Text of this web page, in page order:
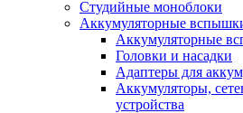
Студийные моноблоки
Аккумуляторные
Аккумуляторные
Головки и насадки
Адаптеры для
Аккумуляторы,
устройства